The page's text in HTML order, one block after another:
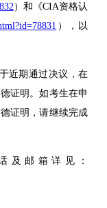
）和《CIA资格认
），以
近期通过决议，在
证明。如考生在申
证明，请继续完成
及邮箱详见：